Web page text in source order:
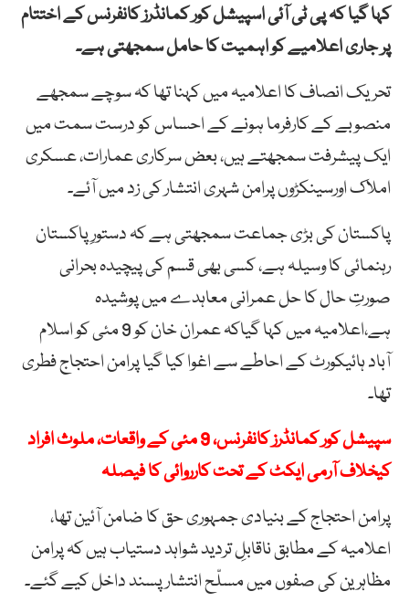
کہا گیا کہ پی ٹی آئی اسپیشل کور کمانڈرز کانفرنس کے اختتام
پر جاری اعلامیے کو اہمیت کا حامل سمجھتی ہے۔
تحریک انصاف کا اعلامیہ میں کہنا تھا کہ سوچے سمجھے
منصوبے کے کارفرما ہونے کے احساس کو درست سمت میں
ایک پیشرفت سمجھتے ہیں، بعض سرکاری عمارات، عسکری
املاک اورسینکڑوں پرامن شہری انتشار کی زد میں آئے۔
پاکستان کی بڑی جماعت سمجھتی ہے کہ دستورِ پاکستان
رہنمائی کا وسیلہ ہے، کسی بھی قسم کی پیچیدہ بحرانی
صورتِ حال کا حل عمرانی معاہدے میں پوشیدہ
ہے،اعلامیہ میں کہا گیاکہ عمران خان کو 9 مئی کو اسلام
آباد ہائیکورٹ کے احاطے سے اغوا کیا گیا پرامن احتجاج فطری
تھا۔
سپیشل کور کمانڈرز کانفرنس، 9 مئی کے واقعات، ملوث افراد
کیخلاف آرمی ایکٹ کے تحت کارروائی کا فیصلہ
پرامن احتجاج کے بنیادی جمہوری حق کا ضامن آئین تھا،
اعلامیہ کے مطابق ناقابلِ تردید شواہد دستیاب ہیں کہ پرامن
مظاہرین کی صفوں میں مسلّح انتشار پسند داخل کیے گئے۔